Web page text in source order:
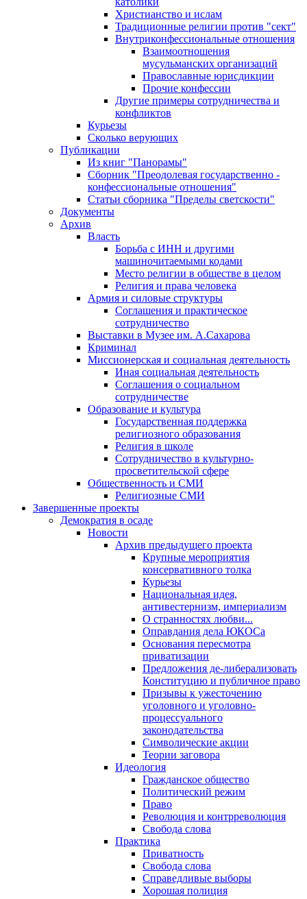
Христианство и ислам
Традиционные религии против "сект"
Внутриконфессиональные отношения
Взаимоотношения
мусульманских организаций
Православные юрисдикции
Прочие конфессии
Другие примеры сотрудничества и
конфликтов
Курьезы
Сколько верующих
Публикации
Из книг "Панорамы"
Сборник "Преодолевая государственно -
конфессиональные отношения"
Статьи сборника "Пределы светскости"
Документы
Архив
Власть
Борьба с ИНН и другими
машиночитаемыми кодами
Место религии в обществе в целом
Религия и права человека
Армия и силовые структуры
Соглашения и практическое
сотрудничество
Выставки в Музее им. А.Сахарова
Криминал
Миссионерская и социальная деятельность
Иная социальная деятельность
Соглашения о социальном
сотрудничестве
Образование и культура
Государственная поддержка
религиозного образования
Религия в школе
Сотрудничество в культурно-
просветительской сфере
Общественность и СМИ
Религиозные СМИ
Завершенные проекты
Демократия в осаде
Новости
Архив предыдущего проекта
Крупные мероприятия
консервативного толка
Курьезы
Национальная идея,
антивестернизм, империализм
О странностях любви...
Оправдания дела ЮКОСа
Основания пересмотра
приватизации
Предложения де-либерализовать
Конституцию и публичное право
Призывы к ужесточению
уголовного и уголовно-
процессуального
законодательства
Символические акции
Теории заговора
Идеология
Гражданское общество
Политический режим
Право
Революция и контрреволюция
Свобода слова
Практика
Приватность
Свобода слова
Справедливые выборы
Хорошая полиция